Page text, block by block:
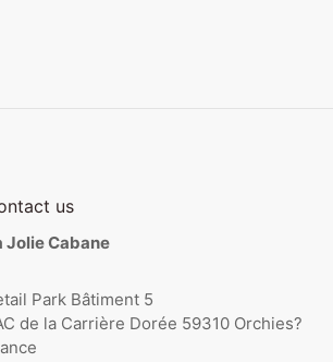
us
Jolie Cabane
Park Bâtiment 5
de la Carrière Dorée 59310 Orchies?